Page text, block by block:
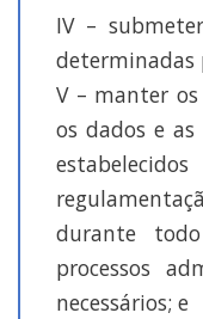
IV –
determinadas
V – manter
os dados e
durante
processos
necessários; e